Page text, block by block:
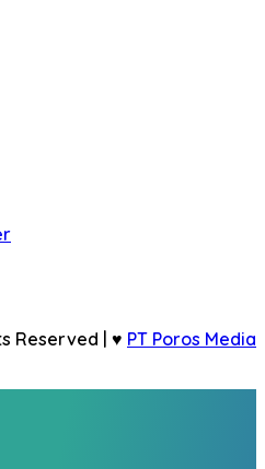
Reserved | ♥ PT Poros Media